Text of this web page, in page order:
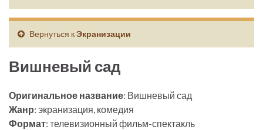
Вернуться кЭкранизации
Вишневый сад
Оригинальное название: Вишневый сад
Жанр: экранизация, комедия
Формат: телевизионный фильм-спектакль